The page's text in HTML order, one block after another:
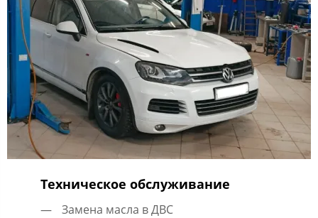
Техническое обслуживание
Замена масла в ДВС